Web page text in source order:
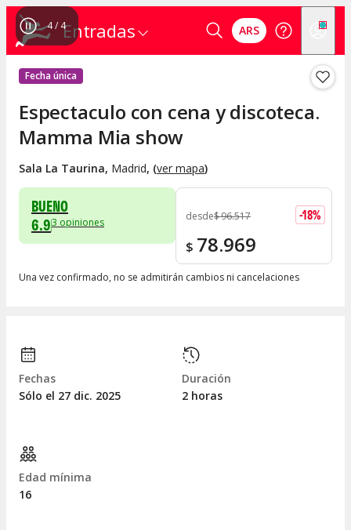
Entradas ARS
4/ 4
Fecha única
Espectaculo con cena y discoteca.
Mamma Mia show
Sala La Taurina, Madrid, (ver mapa)
BUENO
6.93 opiniones desde$96.517 -18%
$ 78.969
Una vez confirmado, no se admitirán cambios ni cancelaciones
Fechas
Sólo el 27 dic. 2025
Duración
2 horas
Edad mínima
16